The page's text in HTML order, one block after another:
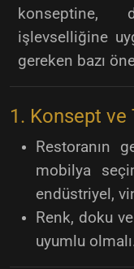
konseptine,
işlevselliğine
gereken bazı
1. Konsept ve
Restoranın
mobilya
endüstriyel,
Renk, doku
uyumlu